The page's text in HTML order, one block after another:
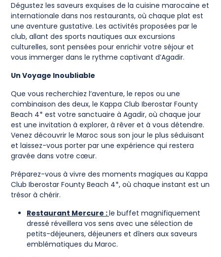
Dégustez les saveurs exquises de la cuisine marocaine et
internationale dans nos restaurants, où chaque plat est
une aventure gustative. Les activités proposées par le
club, allant des sports nautiques aux excursions
culturelles, sont pensées pour enrichir votre séjour et
vous immerger dans le rythme captivant d’Agadir.
Un Voyage Inoubliable
Que vous recherchiez l’aventure, le repos ou une
combinaison des deux, le Kappa Club Iberostar Founty
Beach 4* est votre sanctuaire à Agadir, où chaque jour
est une invitation à explorer, à rêver et à vous détendre.
Venez découvrir le Maroc sous son jour le plus séduisant
et laissez-vous porter par une expérience qui restera
gravée dans votre cœur.
Préparez-vous à vivre des moments magiques au Kappa
Club Iberostar Founty Beach 4*, où chaque instant est un
trésor à chérir.
Restaurant Mercure :le buffet magnifiquement
dressé réveillera vos sens avec une sélection de
petits-déjeuners, déjeuners et dîners aux saveurs
emblématiques du Maroc.